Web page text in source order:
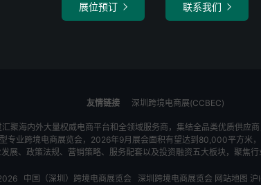
展位预订  联系我们 
友情链接 深圳跨境电商展(CCBEC)
聚海内外大量权威电商平台和全领域服务商，集结全品类优质供
专业跨境电商展览会，2026年9月展会面积有望达到80,000平方米
展、政策法规、营销策略、服务配套以及投资融资五大板块，聚焦
中国（深圳）跨境电商展览会 深圳跨境电商展览会 网站地图 沪